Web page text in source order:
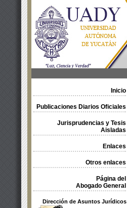
Inicio
Publicaciones Diarios Oficiales
Jurisprudencias y Tesis
Aisladas
Enlaces
Otros enlaces
Página del
Abogado General
Dirección de Asuntos Jurídicos